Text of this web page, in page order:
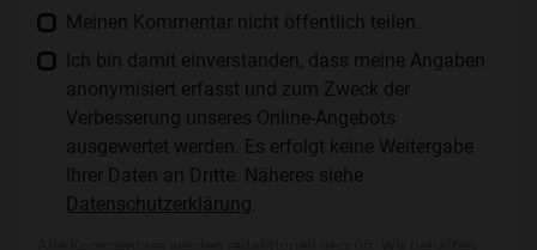
Meinen Kommentar nicht öffentlich teilen.
Ich bin damit einverstanden, dass meine Angaben
anonymisiert erfasst und zum Zweck der
Verbesserung unseres Online-Angebots
ausgewertet werden. Es erfolgt keine Weitergabe
Ihrer Daten an Dritte. Näheres siehe
Datenschutzerklärung